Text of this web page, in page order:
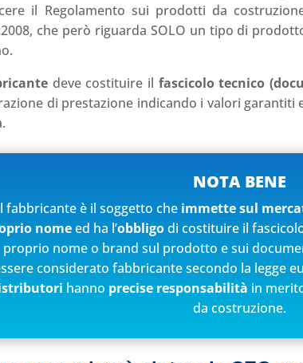
il Regolamento sui prodotti da
che però riguarda SOLO un tipo di
deve costituire il fascicolo tecnico
di prestazione indicando i valori garantiti
NOTA BENE
fabbricante è il soggetto che immette sul
nomeed ha l’obbligodi costituire il
proprio nome o brand sul prodotto e sui
considerato fabbricante secondo la legge
hanno precise responsabilità in
da costruzione.